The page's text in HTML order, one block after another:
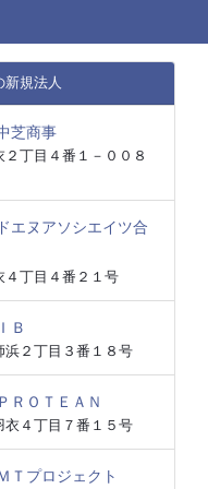
新規法人
芝商事
２丁目４番１－００８
エヌアソシエイツ合
４丁目４番２１号
Ｂ
浜２丁目３番１８号
ＲＯＴＥＡＮ
衣４丁目７番１５号
Ｔプロジェクト